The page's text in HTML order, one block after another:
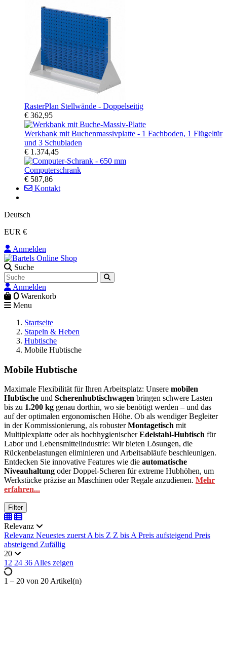
RasterPlan Stellwände - Doppelseitig
€ 362,95
Werkbank mit Buchenmassivplatte - 1 Fachboden, 1 Flügeltür
und 3 Schubladen
€ 1.374,45
Computerschrank
€ 587,86
Kontakt
Deutsch
EUR €
Anmelden
Suche
Anmelden
0 Warenkorb
Menu
Startseite
Stapeln & Heben
Hubtische
Mobile Hubtische
Mobile Hubtische
Maximale Flexibilität für Ihren Arbeitsplatz: Unsere mobilen
Hubtische und Scherenhubtischwagen bringen schwere Lasten
bis zu 1.200 kg genau dorthin, wo sie benötigt werden – und das
auf der optimalen ergonomischen Höhe. Ob als wendiger Begleiter
in der Kommissionierung, als robusterMontagetisch mit
Multiplexplatte oder als hochhygienischerEdelstahl-Hubtisch für
Labor und Lebensmittelindustrie: Wir bieten Lösungen, die
Rückenbelastungen eliminieren und Arbeitsabläufe beschleunigen.
Entdecken Sie innovative Features wie die automatische
Niveauhaltung oder Doppel-Scheren für extreme Hubhöhen, um
Werkstücke präzise an Maschinen oder Regale anzudienen. Mehr
erfahren...
Ausgewählte Filter
Alle Filter entfernen
Preis
€
Plattformmaße L x B
1.000 x 600 mm
Filter
Relevanz
Relevanz Neuestes zuerstA bis Z Z bis APreis aufsteigend Preis
absteigend Zufällig
20
12 24 36Alles zeigen
1 – 20 von 20 Artikel(n)